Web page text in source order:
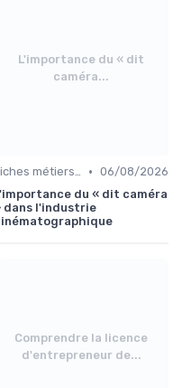
L'importance du « dit
caméra...
Fiches métiers du plateau • 06/08/2026
du « dit caméra
dans l'industrie
Comprendre la licence
d'entrepreneur de...